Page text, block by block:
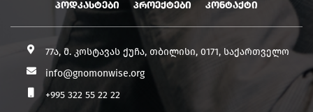
პოდკასტები
პროექტები კონტაქტი
77ა, მ. კოსტავას ქუჩა, თბილისი, 0171, საქართველო
info@gnomonwise.org
+995 322 55 22 22